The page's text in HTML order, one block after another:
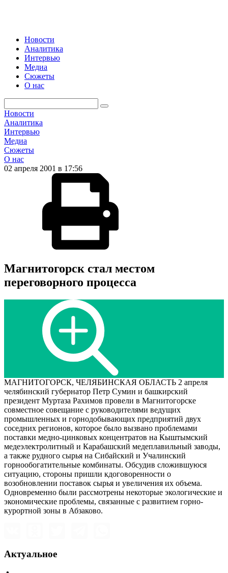
Новости
Аналитика
Интервью
Медиа
Сюжеты
О нас
Новости
Аналитика
Интервью
Медиа
Сюжеты
О нас
02 апреля 2001 в 17:56
Магнитогорск стал местом
переговорного процесса
МАГНИТОГОРСК, ЧЕЛЯБИНСКАЯ ОБЛАСТЬ 2 апреля
челябинский губернатор Петр Сумин и башкирский
президент Муртаза Рахимов провели в Магнитогорске
совместное совещание с руководителями ведущих
промышленных и горнодобывающих предприятий двух
соседних регионов, которое было вызвано проблемами
поставки медно-цинковых концентратов на Кыштымский
медеэлектролитный и Карабашский медеплавильный заводы,
а также рудного сырья на Сибайский и Учалинский
горнообогатительные комбинаты. Обсудив сложившуюся
ситуацию, стороны пришли кдоговоренности о
возобновлении поставок сырья и увеличения их объема.
Одновременно были рассмотрены некоторые экологические и
экономические проблемы, связанные с развитием горно-
курортной зоны в Абзаково.
Актуальное